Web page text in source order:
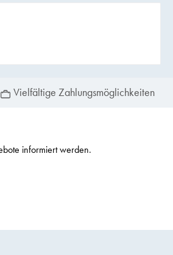
Vielfältige Zahlungsmöglichkeiten
informiert werden.